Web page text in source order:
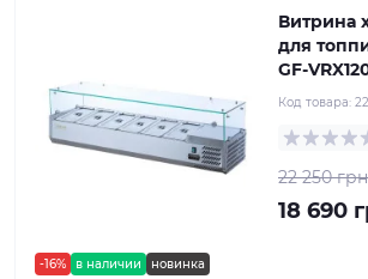
-16% в наличии новинка
Витрина
для
GF-
Код товара:
22 250
18 690